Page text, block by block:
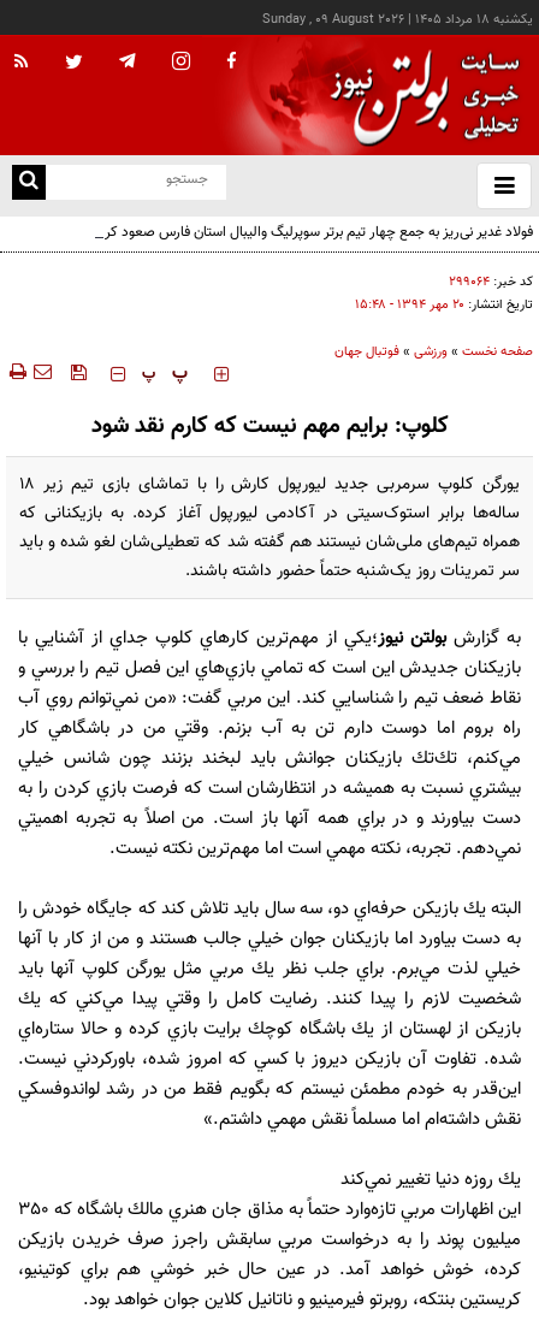
يکشنبه ۱۸ مرداد ۱۴۰۵ |
Sunday , 09 August 2026
باز
و
فولاد غدیر نی‌ریز به جمع چهار تیم برتر سوپرلیگ والیبال استان فارس صعود کرد
کد خبر: ۲۹۹۰۶۴
تاریخ انتشار: ۲۰ مهر ۱۳۹۴ - ۱۵:۴۸
صفحه نخست »ورزشی »فوتبال جهان
‍‍‍ پ پ
کلوپ: برایم مهم نیست که کارم نقد شود
یورگن کلوپ سرمربی جدید لیورپول کارش را با تماشای بازی تیم زیر 18
ساله‌ها برابر استوک‌سیتی در آکادمی لیورپول آغاز کرده. به بازیکنانی که
همراه تیم‌های ملی‌شان نیستند هم گفته شد که تعطیلی‌شان لغو شده و باید
سر تمرینات روز یک‌شنبه حتماً حضور داشته باشند.
به گزارشبولتن نیوز؛يكي از مهم‌ترين كارهاي كلوپ جداي از آشنايي با
بازيكنان جديدش اين است كه تمامي بازي‌هاي اين فصل تيم را بررسي و
نقاط ضعف تيم را شناسايي كند. اين مربي گفت: «من نمي‌توانم روي آب
راه بروم اما دوست دارم تن به آب بزنم. وقتي من در باشگاهي كار
مي‌كنم، تك‌تك بازيكنان جوانش بايد لبخند بزنند چون شانس خيلي
بيشتري نسبت به هميشه در انتظارشان است كه فرصت بازي كردن را به‌
دست بياورند و در براي همه آنها باز است. من اصلاً به تجربه اهميتي
نمي‌دهم. تجربه، نكته مهمي است اما مهم‌ترين نكته نيست.
البته يك بازيكن حرفه‌اي دو، سه سال بايد تلاش كند كه جايگاه خودش را
به‌ دست بياورد اما بازيكنان جوان خيلي جالب هستند و من از كار با آنها
خيلي لذت مي‌برم. براي جلب نظر يك مربي مثل يورگن كلوپ آنها بايد
شخصيت لازم را پيدا كنند. رضايت كامل را وقتي پيدا مي‌كني كه يك
بازيكن از لهستان از يك باشگاه كوچك برايت بازي كرده و حالا ستاره‌اي
شده. تفاوت آن بازيكن ديروز با كسي كه امروز شده، باوركردني نيست.
اين‌قدر به خودم مطمئن نيستم كه بگويم فقط من در رشد لواندوفسكي
نقش داشته‌ام اما مسلماً نقش مهمي داشتم.»
يك روزه دنيا تغيير نمي‌كند
اين اظهارات مربي تازه‌وارد حتماً به مذاق جان هنري مالك باشگاه كه 350
ميليون پوند را به درخواست مربي سابقش راجرز صرف خريدن بازيكن
كرده، خوش خواهد آمد. در عين حال خبر خوشي هم براي كوتينيو،
كريستين بنتكه، روبرتو فيرمينيو و ناتانيل كلاين جوان خواهد بود.